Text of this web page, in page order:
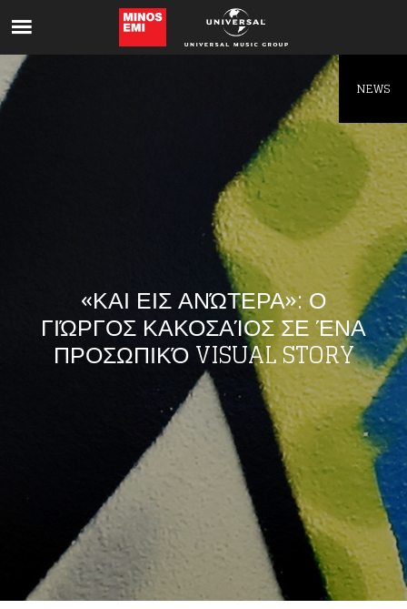
«ΚΑΙ ΕΙΣ ΑΝΏΤΕΡΑ»: Ο
ΓΙΏΡΓΟΣ ΚΑΚΟΣΑΊΟΣ ΣΕ ΈΝΑ
ΠΡΟΣΩΠΙΚΌ VISUAL STORY
NEWS
Like being first?
Get news from your favorite artists before
everyone else.